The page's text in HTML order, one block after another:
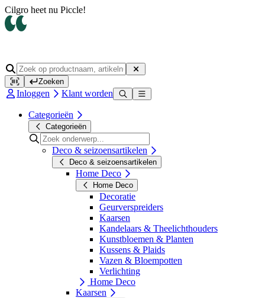
Cilgro heet nu Piccle!
Zoeken
Inloggen Klant worden
Categorieën
Categorieën
Deco & seizoensartikelen
Deco & seizoensartikelen
Home Deco
Home Deco
Decoratie
Geurverspreiders
Kaarsen
Kandelaars & Theelichthouders
Kunstbloemen & Planten
Kussens & Plaids
Vazen & Bloempotten
Verlichting
Home Deco
Kaarsen